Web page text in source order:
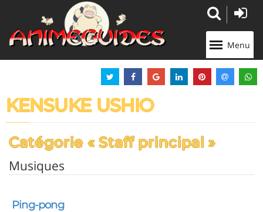
Menu
KENSUKE USHIO
Catégorie « Staff principal »
Musiques
Ping-pong
Panneau de gestion des cookies